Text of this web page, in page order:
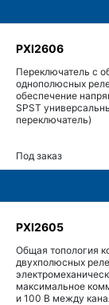
PXI2606
Переключатель с
однополюсных
обеспечение
SPST
переключатель)
Под заказ
PXI2605
Общая топология
двухполюсных
максимальное
и 100 В между